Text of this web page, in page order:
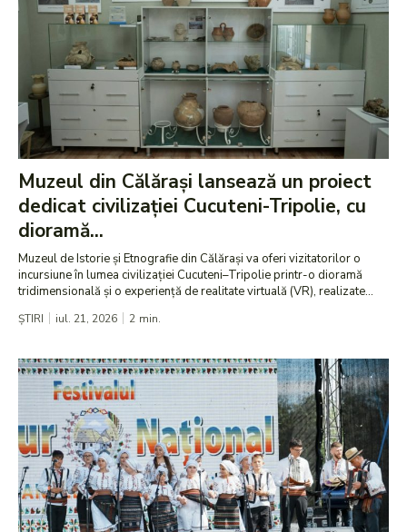
Muzeul din Călărași lansează un proiect
dedicat civilizației Cucuteni-Tripolie, cu
dioramă...
Muzeul de Istorie și Etnografie din Călărași va oferi vizitatorilor o
incursiune în lumea civilizației Cucuteni–Tripolie printr-o dioramă
tridimensională și o experiență de realitate virtuală (VR), realizate...
ȘTIRI iul. 21, 2026 2 min.